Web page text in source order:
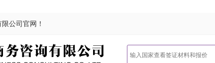
公司官网！